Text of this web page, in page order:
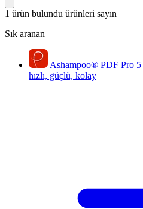
1 ürün bulundu ürünleri sayın
Sık aranan
Ashampoo® PDF Pro 5
hızlı, güçlü, kolay